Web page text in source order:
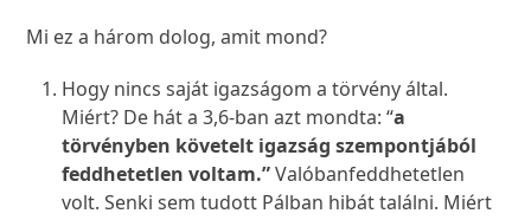
Mi ez a három dolog, amit mond?
Hogy nincs saját igazságom a törvény által.
Miért? De hát a 3,6-ban azt mondta: “a
törvényben követelt igazság szempontjából
feddhetetlen voltam.”Valóbanfeddhetetlen
volt. Senki sem tudott Pálban hibát találni. Miért